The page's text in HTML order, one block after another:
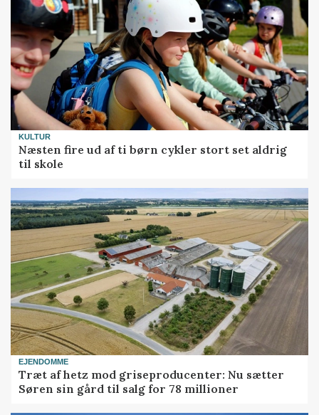
KULTUR
Næsten fire ud af ti børn cykler stort set aldrig
til skole
EJENDOMME
Træt af hetz mod griseproducenter: Nu sætter
Søren sin gård til salg for 78 millioner